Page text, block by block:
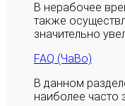
В нерабочее
также
значительно
FAQ (ЧаВо)
В данном
наиболее